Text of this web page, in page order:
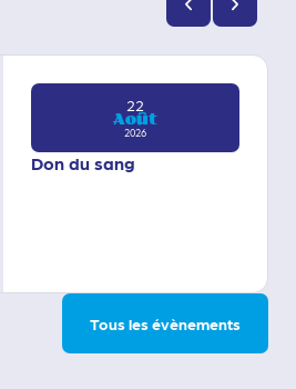
2026
Août
22
Don du sang
Tous les évènements